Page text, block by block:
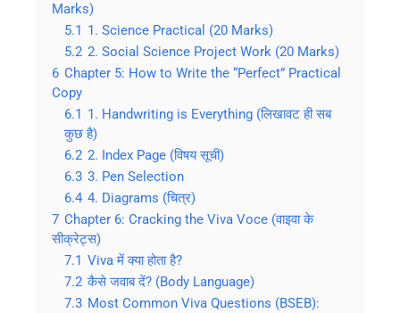
Marks)
5.1 1. Science Practical (20 Marks)
5.2 2. Social Science Project Work (20 Marks)
6 Chapter 5: How to Write the “Perfect” Practical
Copy
6.1 1. Handwriting is Everything (लिखावट ही सब
कुछ है)
6.2 2. Index Page (विषय सूची)
6.3 3. Pen Selection
6.4 4. Diagrams (चित्र)
7 Chapter 6: Cracking the Viva Voce (वाइवा के
सीक्रेट्स)
7.1 Viva में क्या होता है?
7.2 कैसे जवाब दें? (Body Language)
7.3 Most Common Viva Questions (BSEB):